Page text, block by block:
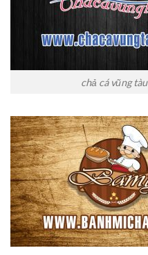
chả cá vũng tàu